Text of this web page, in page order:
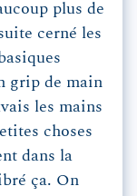
plus de
cerné les
grip de main
les mains
choses
dans la
ça. On